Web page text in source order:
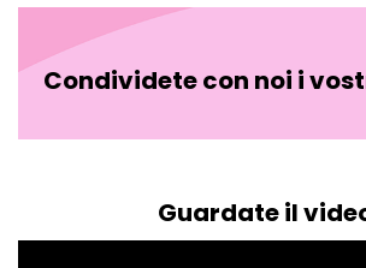
Condividete con noi i
Guardate il